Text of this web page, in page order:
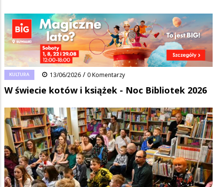
Ścieżka
nawigacyjna
Strona główna/Wiadomości/Kultura/
W świecie kotów i książek - Noc Bibliotek 2026
FacebookPinterestTumblr
0 Reddit Share
KULTURA 13/06/2026 / 0 Komentarzy
W świecie kotów i książek - Noc Bibliotek 2026